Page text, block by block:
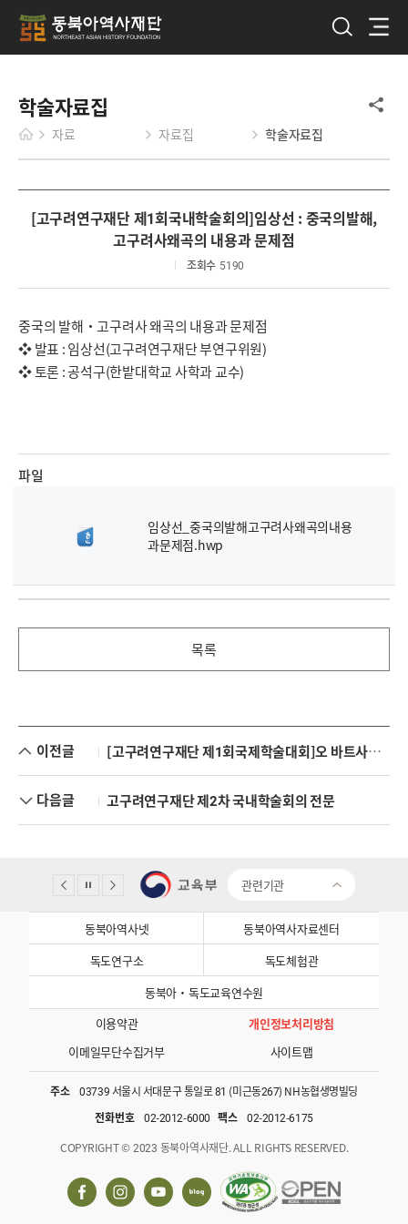
학술자료집
자료 자료집 학술자료집
[고구려연구재단 제1회국내학술회의]임상선 : 중국의발해,
고구려사왜곡의 내용과 문제점
조회수 5190
중국의 발해·고구려사 왜곡의 내용과 문제점
❖ 발표 : 임상선(고구려연구재단 부연구위원)
❖ 토론 : 공석구(한밭대학교 사학과 교수)
파일
임상선_중국의발해고구려사왜곡의내용
과문제점.hwp
목록
이전글 [고구려연구재단 제1회국제학술대회]오 바트사이한 : 중국 역사학자들의 몽골사 왜곡에 대하여
다음글 고구려연구재단 제2차 국내학술회의 전문
관련기관
동북아역사넷
동북아역사자료센터
독도연구소
독도체험관
동북아·독도교육연수원
이용약관
개인정보처리방침
이메일무단수집거부
사이트맵
주소
03739 서울시 서대문구 통일로 81 (미근동267) NH농협생명빌딩
전화번호
02-2012-6000 팩스
02-2012-6175
COPYRIGHT © 2023 동북아역사재단. ALL RIGHTS RESERVED.